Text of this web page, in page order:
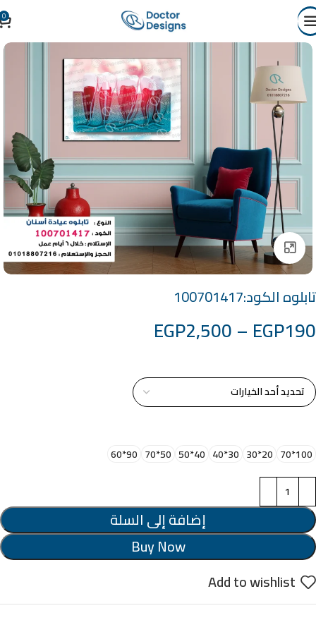
0
Click to enlarge
تابلوه الكود:100701417
EGP190
–
EGP2,500
100*70
20*30
30*40
40*50
50*70
90*60
إضافة إلى السلة
Buy Now
Add to wishlist